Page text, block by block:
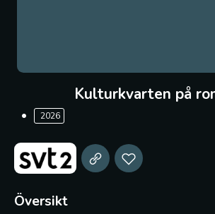
Kulturkvarten på
2026
Översikt